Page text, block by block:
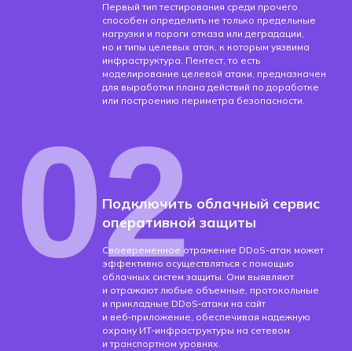
Первый тип тестирования среди прочего
способен определить не только предельные
нагрузки и пороги отказа или деградации,
но и типы целевых атак, к которым уязвима
инфраструктура. Пентест, то есть
моделирование целевой атаки, предназначен
для выработки плана действий по доработке
или построению периметра безопасности.
Подключить облачный сервис
оперативной защиты
Своевременное отражение DDoS-атак может
эффективно осуществляться с помощью
облачных систем защиты. Они выявляют
и отражают любые объемные, протокольные
и прикладные DDoS‑атаки на сайт
и веб‑приложение, обеспечивая надежную
охрану ИТ‑инфраструктуры на сетевом
и транспортном уровнях.
02